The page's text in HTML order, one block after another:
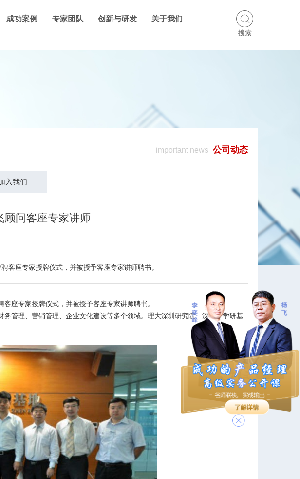
成功案例 专家团队 创新与研发 关于我们
搜索
important news 公司动态
入我们
顾问客座专家讲师
客座专家授牌仪式，并被授予客座专家讲师聘书。
座专家授牌仪式，并被授予客座专家讲师聘书。
理、营销管理、企业文化建设等多个领域。理大深圳研究院、深圳产学研基